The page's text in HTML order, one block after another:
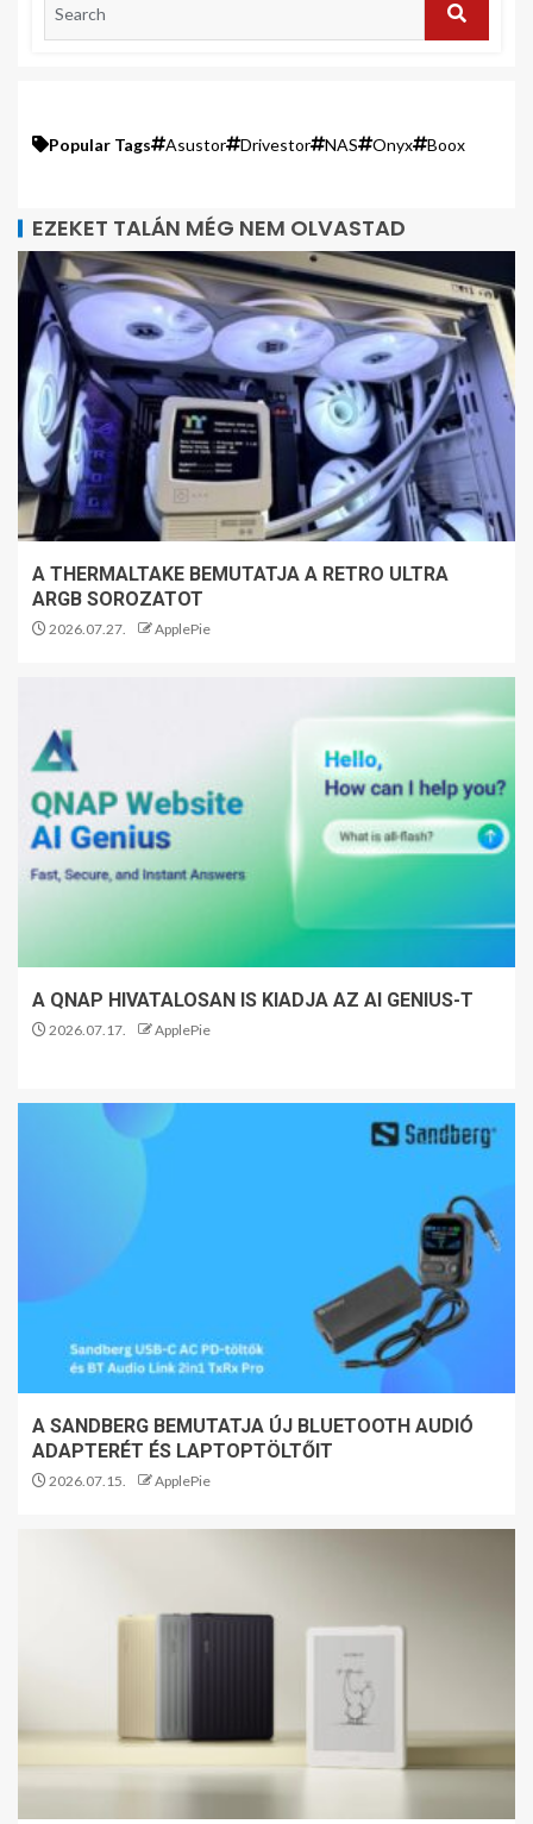
Popular Tags Asustor Drivestor NAS Onyx Boox
EZEKET TALÁN MÉG NEM OLVASTAD
A THERMALTAKE BEMUTATJA A RETRO ULTRA
ARGB SOROZATOT
2026.07.27. ApplePie
A QNAP HIVATALOSAN IS KIADJA AZ AI GENIUS-T
2026.07.17. ApplePie
A SANDBERG BEMUTATJA ÚJ BLUETOOTH AUDIÓ
ADAPTERÉT ÉS LAPTOPTÖLTŐIT
2026.07.15. ApplePie